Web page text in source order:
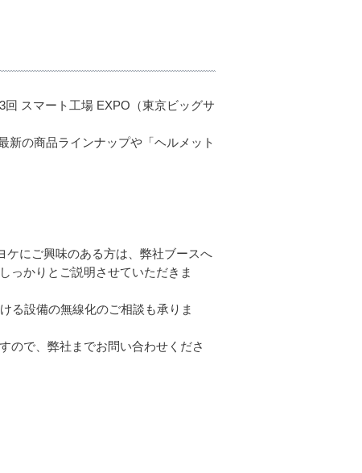
スマート工場 EXPO（東京ビッグサ
新の商品ラインナップや「ヘルメット
にご興味のある方は、弊社ブースへ
っかりとご説明させていただきま
る設備の無線化のご相談も承りま
ので、弊社までお問い合わせくださ